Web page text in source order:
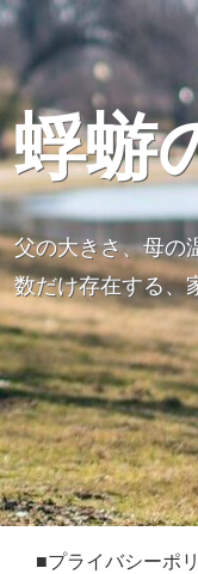
蜉蝣
父の大きさ、母の
数だけ存在する、